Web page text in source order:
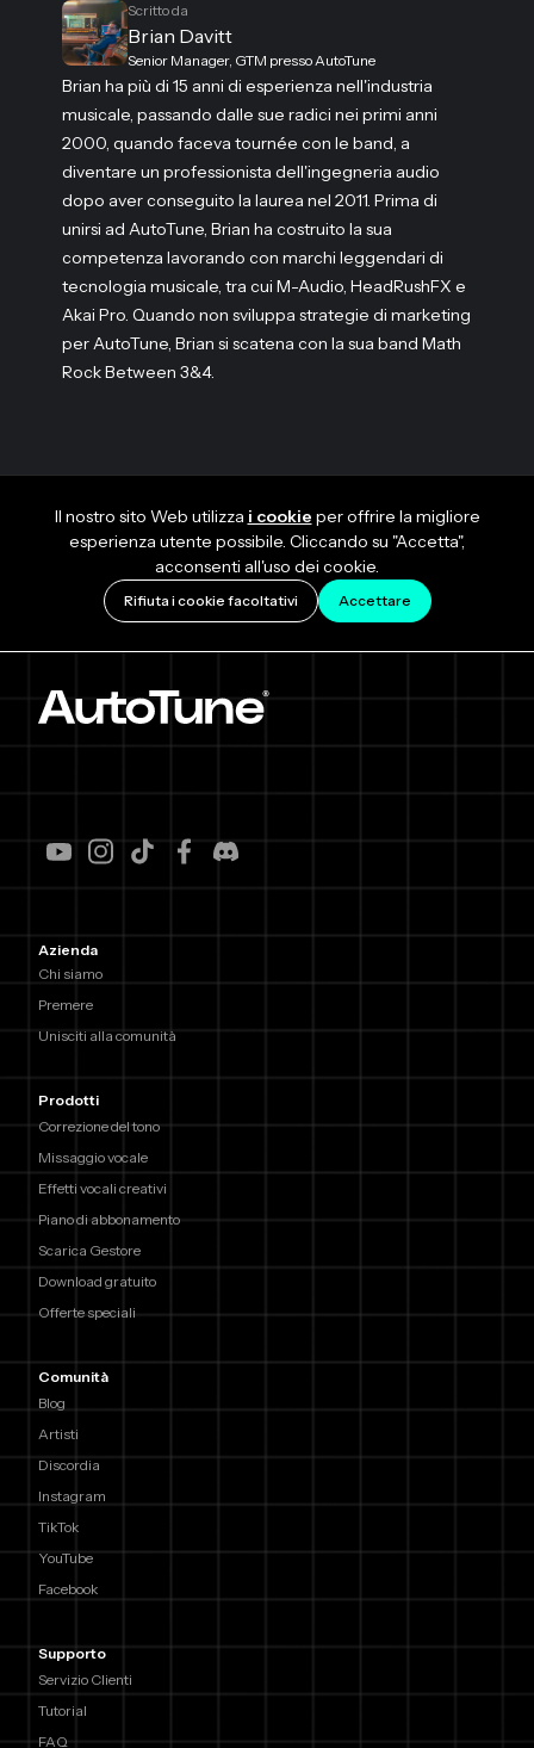
Scritto da
Brian Davitt
Senior Manager, GTM presso AutoTune
Brian ha più di 15 anni di esperienza nell'industria
musicale, passando dalle sue radici nei primi anni
2000, quando faceva tournée con le band, a
diventare un professionista dell'ingegneria audio
dopo aver conseguito la laurea nel 2011. Prima di
unirsi ad AutoTune, Brian ha costruito la sua
competenza lavorando con marchi leggendari di
tecnologia musicale, tra cui M-Audio, HeadRushFX e
Akai Pro. Quando non sviluppa strategie di marketing
per AutoTune, Brian si scatena con la sua band Math
Rock Between 3&4.
Il nostro sito Web utilizza i cookie per offrire la migliore
esperienza utente possibile. Cliccando su "Accetta",
acconsenti all'uso dei cookie.
Rifiuta i cookie facoltativi Accettare
Azienda
Chi siamo
Premere
Unisciti alla comunità
Prodotti
Correzione del tono
Missaggio vocale
Effetti vocali creativi
Piano di abbonamento
Scarica Gestore
Download gratuito
Offerte speciali
Comunità
Blog
Artisti
Discordia
Instagram
TikTok
YouTube
Facebook
Supporto
Servizio Clienti
Tutorial
FAQ